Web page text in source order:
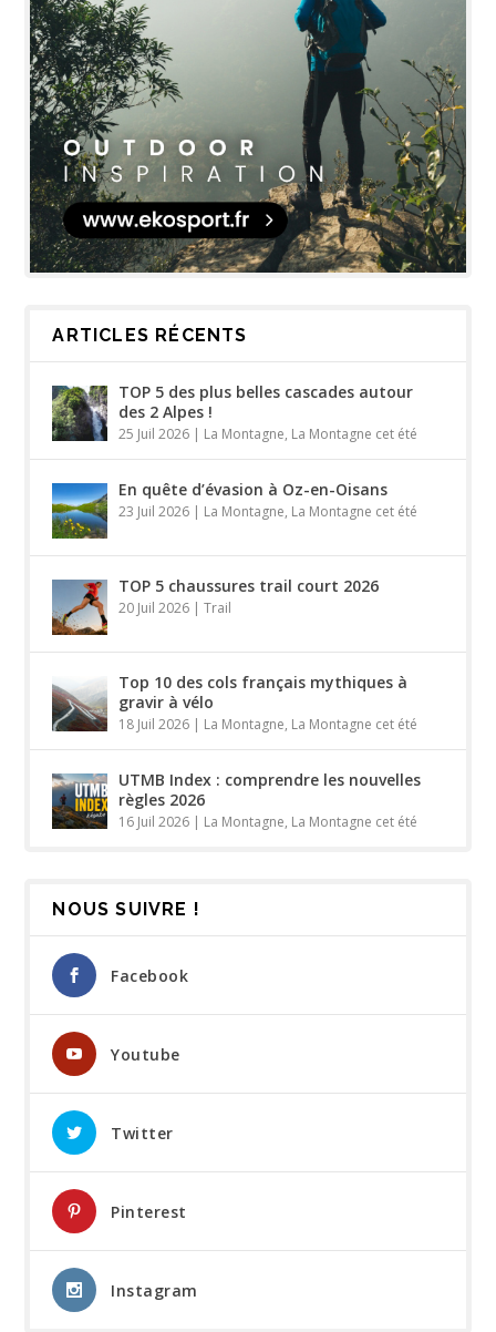
ARTICLES RÉCENTS
TOP 5 des plus belles cascades autour
des 2 Alpes !
25 Juil 2026 | La Montagne, La Montagne cet été
En quête d’évasion à Oz-en-Oisans
23 Juil 2026 | La Montagne, La Montagne cet été
TOP 5 chaussures trail court 2026
20 Juil 2026 |Trail
Top 10 des cols français mythiques à
gravir à vélo
18 Juil 2026 | La Montagne, La Montagne cet été
UTMB Index : comprendre les nouvelles
règles 2026
16 Juil 2026 | La Montagne, La Montagne cet été
NOUS SUIVRE !
Facebook
Youtube
Twitter
Pinterest
Instagram